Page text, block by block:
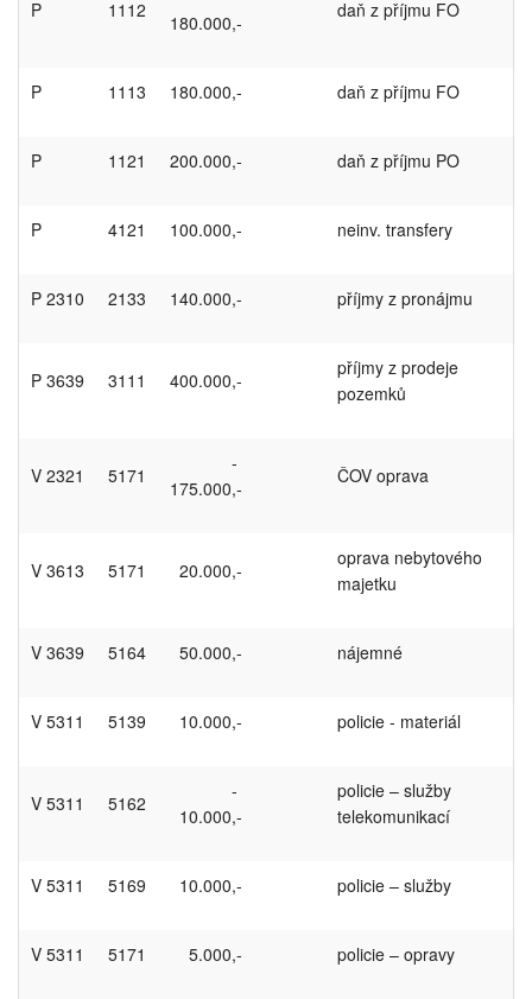
P 1112
180.000,-
daň z příjmu FO
P 1113 180.000,- daň z příjmu FO
P 1121 200.000,- daň z příjmu PO
P 4121 100.000,- neinv. transfery
P 2310 2133 140.000,- příjmy z pronájmu
P 3639 3111 400.000,-
příjmy z prodeje
pozemků
V 2321 5171
-
175.000,-
ČOV oprava
V 3613 5171 20.000,-
oprava nebytového
majetku
V 3639 5164 50.000,- nájemné
V 5311 5139 10.000,- policie - materiál
V 5311 5162
-
10.000,-
policie – služby
telekomunikací
V 5311 5169 10.000,- policie – služby
V 5311 5171 5.000,- policie – opravy